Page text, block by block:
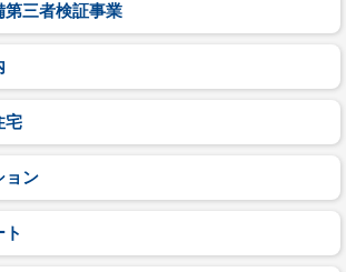
第三者検証事業
宅
ョン